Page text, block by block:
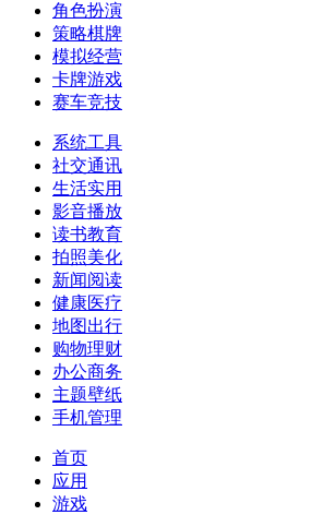
角色扮演
策略棋牌
模拟经营
卡牌游戏
赛车竞技
系统工具
社交通讯
生活实用
影音播放
读书教育
拍照美化
新闻阅读
健康医疗
地图出行
购物理财
办公商务
主题壁纸
手机管理
首页
应用
游戏